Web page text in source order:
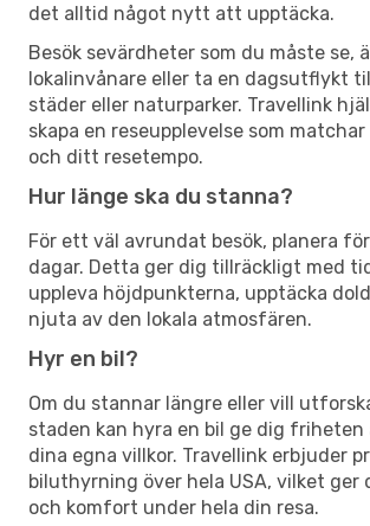
det alltid något nytt att upptäcka.
Besök sevärdheter som du måste se,
lokalinvånare eller ta en dagsutflykt
städer eller naturparker. Travellink
skapa en reseupplevelse som
och ditt resetempo.
Hur länge ska du stanna?
För ett väl avrundat besök, planera
dagar. Detta ger dig tillräckligt med
uppleva höjdpunkterna, upptäcka
njuta av den lokala atmosfären.
Hyr en bil?
Om du stannar längre eller vill
staden kan hyra en bil ge dig friheten
dina egna villkor. Travellink erbjuder
biluthyrning över hela USA, vilket ger
och komfort under hela din resa.